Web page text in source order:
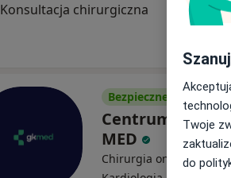
Konsultacja chirurgiczna
Bezpieczne płatności
Centrum
MED
Chirurgia onkologiczna,
Twoje
do